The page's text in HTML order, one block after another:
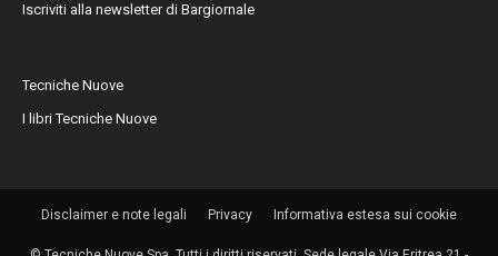
Iscriviti alla newsletter di Bargiornale
Tecniche Nuove
I libri Tecniche Nuove
Disclaimer e note legali Privacy Informativa estesa sui cookie